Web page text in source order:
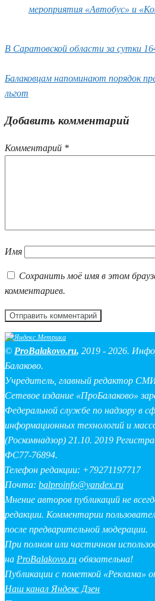
мероприятия «Автобус» и
В Саратовской области за сутки
Балаковцам напоминают порядок
льгот
Добавить комментарий
Комментарий *
Имя
Сохранить моё имя в этом
комментариев.
© ProBalakovo.ru, 2019 - 2026.
Балаково.
Учредитель, главный редактор
Сетевое издание «ПроБалаково»
Федеральной службе по надзору в
информационных технологий и
(Роскомнадзор) 21.10. 2019
ФС77-76894.
Телефон редакции: +79271197717
Почта: balproinfo@yandex.ru
Мнение авторов публикаций не
редакции. Комментарии
после предварительной модерации.
При полном или частичном
на ProBalakovo.ru обязательна!
Публикации с пометкой «Реклама»
Наш канал Яндекс Дзен